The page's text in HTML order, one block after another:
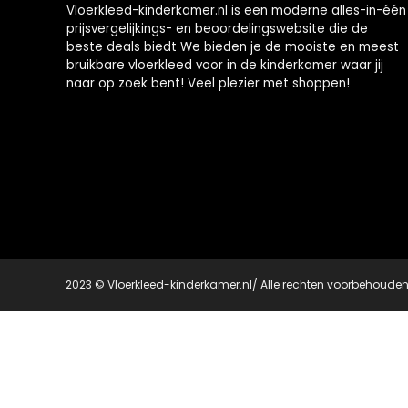
Vloerkleed-kinderkamer.nl is een moderne alles-in-één
prijsvergelijkings- en beoordelingswebsite die de
beste deals biedt We bieden je de mooiste en meest
bruikbare vloerkleed voor in de kinderkamer waar jij
naar op zoek bent! Veel plezier met shoppen!
2023 © Vloerkleed-kinderkamer.nl/ Alle rechten voorbehouden